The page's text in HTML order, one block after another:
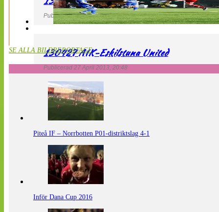
Publicerad 27 April 2013, 20:54
130427 AIK-Eskilstuna United
Publicerad 27 April 2013, 20:48
SE ALLA BILDREPORTAGE
Piteå IF – Norrbotten P01-distriktslag 4-1
Inför Dana Cup 2016